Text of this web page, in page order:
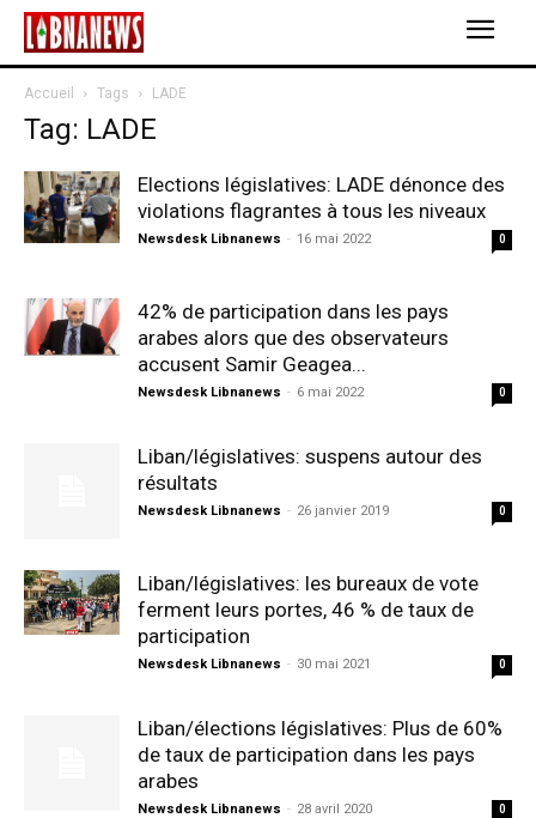
Accueil Tags LADE
Tag: LADE
Elections législatives: LADE dénonce des
violations flagrantes à tous les niveaux
Newsdesk Libnanews - 16 mai 2022 0
42% de participation dans les pays
arabes alors que des observateurs
accusent Samir Geagea...
Newsdesk Libnanews - 6 mai 2022 0
Liban/législatives: suspens autour des
résultats
Newsdesk Libnanews - 26 janvier 2019 0
Liban/législatives: les bureaux de vote
ferment leurs portes, 46 % de taux de
participation
Newsdesk Libnanews - 30 mai 2021 0
Liban/élections législatives: Plus de 60%
de taux de participation dans les pays
arabes
Newsdesk Libnanews - 28 avril 2020 0